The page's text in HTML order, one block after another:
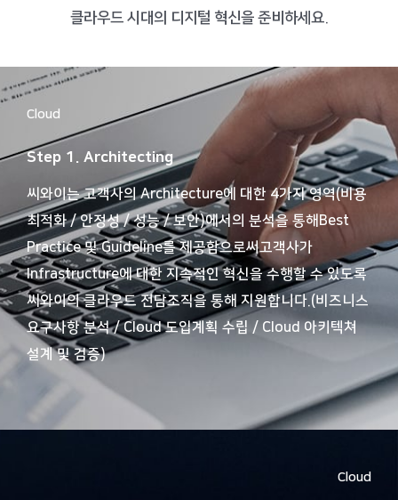
클라우드 시대의 디지털 혁신을 준비하세요.
Cloud
Step 1. Architecting
씨와이는 고객사의 Architecture에 대한 4가지 영역(비용
최적화 / 안정성 / 성능 / 보안)에서의 분석을 통해 Best
Practice 및 Guideline를 제공함으로써고객사가
Infrastructure에 대한 지속적인 혁신을 수행할 수 있도록
씨와이의 클라우드 전담조직을 통해 지원합니다. (비즈니스
요구사항 분석 / Cloud 도입계획 수립 / Cloud 아키텍쳐
설계 및 검증)
Cloud